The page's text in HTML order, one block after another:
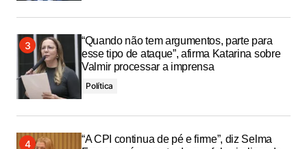
“Quando não tem argumentos, parte para
esse tipo de ataque”, afirma Katarina sobre
Valmir processar a imprensa
Política
“A CPI continua de pé e firme”, diz Selma